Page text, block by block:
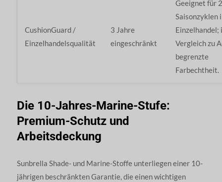
CushionGuard /
Einzelhandelsqualität
3 Jahre
eingeschränkt
Geeignet für
Saisonzyklen
Einzelhandel;
Vergleich zu
begrenzte
Farbechtheit.
Die 10-Jahres-Marine-Stufe:
Premium-Schutz und
Arbeitsdeckung
Sunbrella Shade- und Marine-Stoffe unterliegen einer 10-
jährigen beschränkten Garantie, die einen wichtigen